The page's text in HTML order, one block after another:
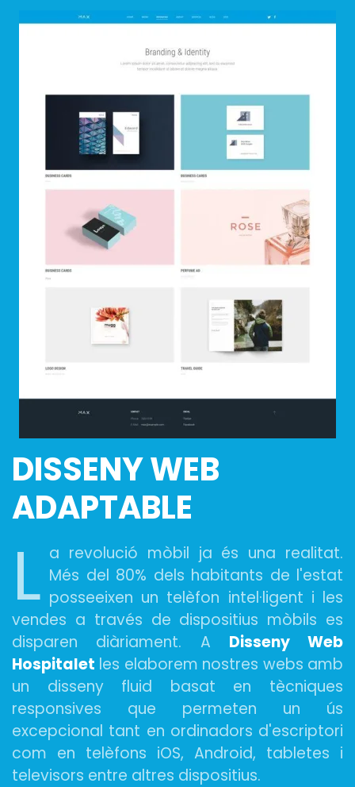
DISSENYWEB
ADAPTABLE
L a revolució mòbil ja és una realitat.
Més del 80% dels habitants de l'estat
posseeixen un telèfon intel·ligent i les
vendes a través de dispositius mòbils es
disparen diàriament. A Disseny Web
Hospitalet les elaborem nostres webs amb
un disseny fluid basat en tècniques
responsives que permeten un ús
excepcional tant en ordinadors d'escriptori
com en telèfons iOS, Android, tabletes i
televisors entre altres dispositius.